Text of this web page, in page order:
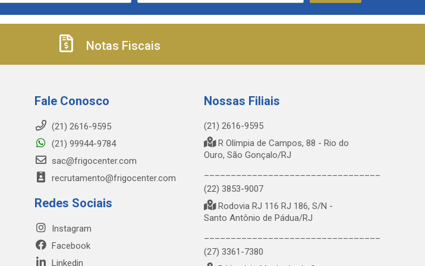
Notas Fiscais
Fale Conosco
(21) 2616-9595
(21) 99944-9784
sac@frigocenter.com
recrutamento@frigocenter.com
Redes Sociais
Instagram
Facebook
Linkedin
Nossas Filiais
(21) 2616-9595
R Olímpia de Campos, 88 - Rio do
Ouro, São Gonçalo/RJ
(22) 3853-9007
Rodovia RJ 116 RJ 186, S/N -
Santo Antônio de Pádua/RJ
(27) 3361-7380